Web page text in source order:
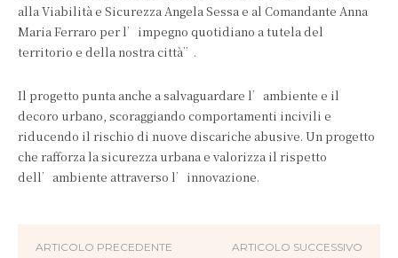
alla Viabilità e Sicurezza Angela Sessa e al Comandante Anna
Maria Ferraro per l’impegno quotidiano a tutela del
territorio e della nostra città”.
Il progetto punta anche a salvaguardare l’ambiente e il
decoro urbano, scoraggiando comportamenti incivili e
riducendo il rischio di nuove discariche abusive. Un progetto
che rafforza la sicurezza urbana e valorizza il rispetto
dell’ambiente attraverso l’innovazione.
ARTICOLO PRECEDENTE ARTICOLO SUCCESSIVO